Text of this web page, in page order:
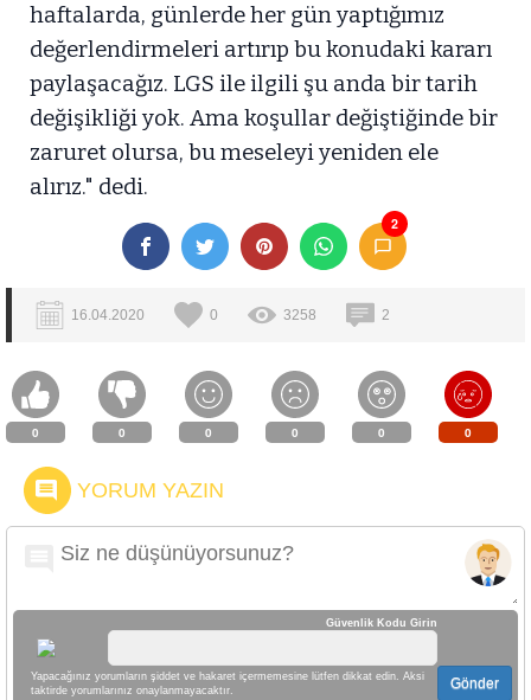
haftalarda, günlerde her gün yaptığımız
değerlendirmeleri artırıp bu konudaki kararı
paylaşacağız. LGS ile ilgili şu anda bir tarih
değişikliği yok. Ama koşullar değiştiğinde bir
zaruret olursa, bu meseleyi yeniden ele
alırız." dedi.
2
16.04.2020 0 3258 2
0 0 0 0 0 0
YORUM YAZIN
Güvenlik Kodu Girin
Yapacağınız yorumların şiddet ve hakaret içermemesine lütfen dikkat edin. Aksi
taktirde yorumlarınız onaylanmayacaktır.
Gönder